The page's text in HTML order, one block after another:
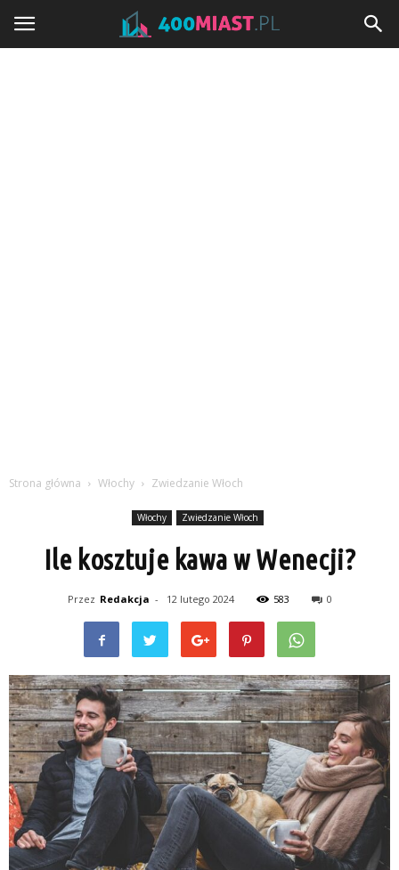
Strona główna Włochy Zwiedzanie Włoch
Włochy Zwiedzanie Włoch
Ile kosztuje kawa w Wenecji?
Przez Redakcja - 12 lutego 2024 583 0